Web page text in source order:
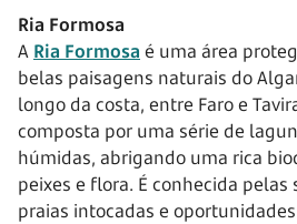
Ria Formosa
A Ria Formosa é uma área
belas paisagens naturais do
longo da costa, entre Faro e
composta por uma série de
húmidas, abrigando uma rica
peixes e flora. É conhecida pelas
praias intocadas e